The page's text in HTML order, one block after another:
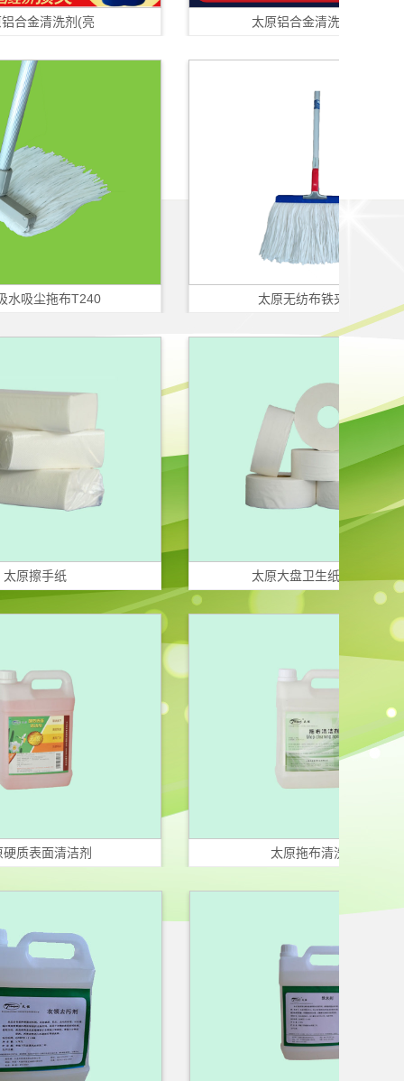
洗剂(亮 太原铝合金清洗剂（砂
布T240 太原无纺布铁夹拖把
纸 太原大盘卫生纸厂家直
清洁剂 太原拖布清洗剂